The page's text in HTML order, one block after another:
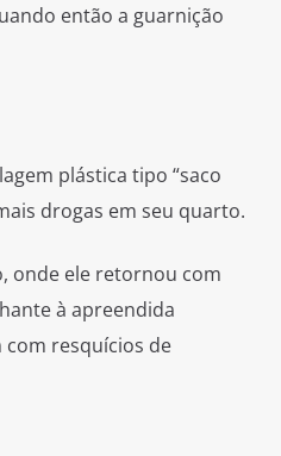
então a guarnição
plástica tipo “saco
drogas em seu quarto.
onde ele retornou com
à apreendida
resquícios de